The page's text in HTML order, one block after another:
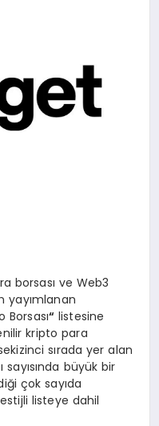
borsası ve Web3
yayımlanan
Borsası“ listesine
kripto para
sırada yer alan
sayısında büyük bir
çok sayıda
listeye dahil